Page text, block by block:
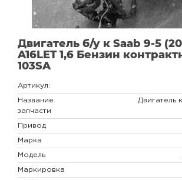
Двигатель б/у к Saab 9-5
A16LET 1,6 Бензин
103SA
Артикул:
Название
запчасти
Двигатель
Привод
Марка
Модель
Маркировка